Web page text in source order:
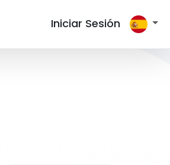
Iniciar Sesión